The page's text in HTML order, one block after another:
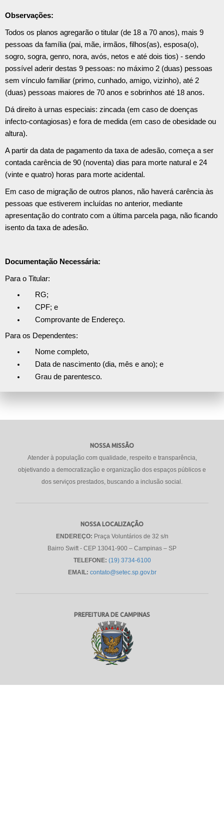
Observações:
Todos os planos agregarão o titular (de 18 a 70 anos), mais 9
pessoas da família (pai, mãe, irmãos, filhos(as), esposa(o),
sogro, sogra, genro, nora, avós, netos e até dois tios) - sendo
possível aderir destas 9 pessoas: no máximo 2 (duas) pessoas
sem vínculo familiar (primo, cunhado, amigo, vizinho), até 2
(duas) pessoas maiores de 70 anos e sobrinhos até 18 anos.
Dá direito à urnas especiais: zincada (em caso de doenças
infecto-contagiosas) e fora de medida (em caso de obesidade ou
altura).
A partir da data de pagamento da taxa de adesão, começa a ser
contada carência de 90 (noventa) dias para morte natural e 24
(vinte e quatro) horas para morte acidental.
Em caso de migração de outros planos, não haverá carência às
pessoas que estiverem incluídas no anterior, mediante
apresentação do contrato com a última parcela paga, não ficando
isento da taxa de adesão.
Documentação Necessária:
Para o Titular:
RG;
CPF; e
Comprovante de Endereço.
Para os Dependentes:
Nome completo,
Data de nascimento (dia, mês e ano); e
Grau de parentesco.
NOSSA MISSÃO
Atender à população com qualidade, respeito e transparência,
objetivando a democratização e organização dos espaços públicos e
dos serviços prestados, buscando a inclusão social.
NOSSA LOCALIZAÇÃO
ENDEREÇO: Praça Voluntários de 32 s/n
Bairro Swift - CEP 13041-900 – Campinas – SP
TELEFONE: (19) 3734-6100
EMAIL: contato@setec.sp.gov.br
PREFEITURA DE CAMPINAS